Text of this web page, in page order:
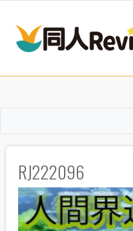
RJ222096